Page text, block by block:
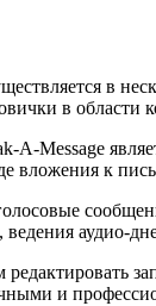
в
в области
Message
вложения к
аудио-
редактировать
и